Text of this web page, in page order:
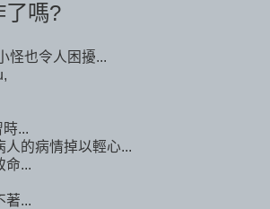
了嗎?
怪也令人困擾...
...
的病情掉以輕心...
命...
著...